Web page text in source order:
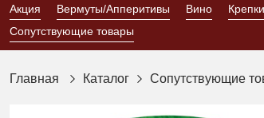
Акция Вермуты/Апперитивы Вино
Сопутствующие товары
Главная Каталог Сопутствующие